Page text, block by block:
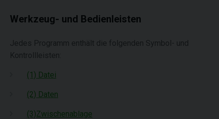
Werkzeug- und Bedienleisten
Jedes Programm enthält die folgenden Symbol- und
Kontrollleisten:
(1) Datei
(2) Daten
(3)Zwischenablage